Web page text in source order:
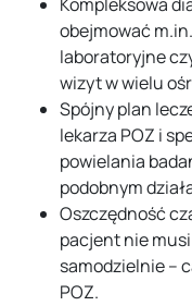
obejmować
laboratoryjne
wizyt w wielu
Spójny plan
lekarza POZ i
powielania
podobnym
Oszczędność
pacjent nie
samodzielnie –
POZ.